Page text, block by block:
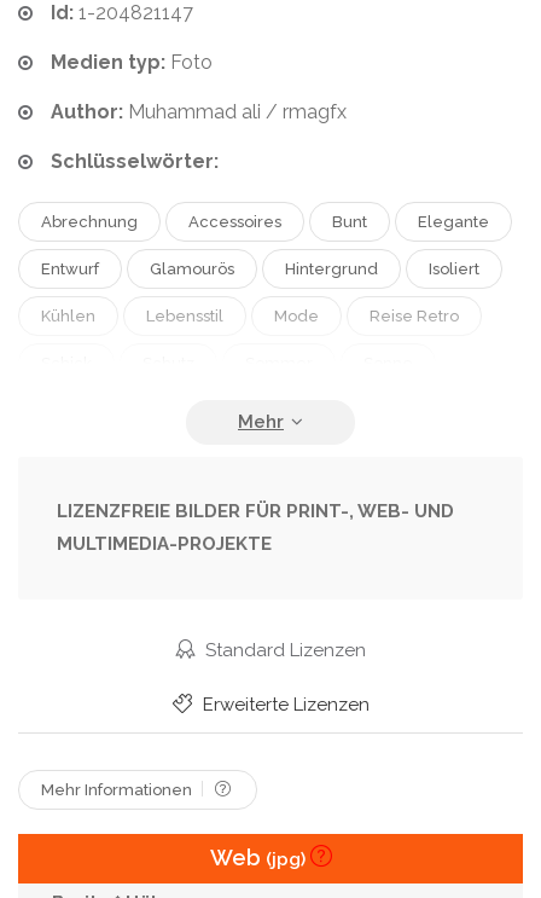
Id: 1-204821147
Medien typ: Foto
Author: Muhammad ali / rmagfx
Schlüsselwörter:
Abrechnung Accessoires Bunt Elegante
Entwurf Glamourös Hintergrund Isoliert
Kühlen Lebensstil Mode Reise Retro
LIZENZFREIE BILDER FÜR PRINT-, WEB- UND
MULTIMEDIA-PROJEKTE
Standard Lizenzen
Erweiterte Lizenzen
Mehr Informationen
Web (jpg)